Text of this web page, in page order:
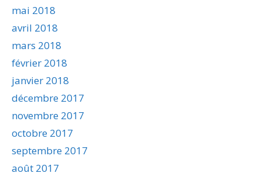
mai 2018
avril 2018
mars 2018
février 2018
janvier 2018
décembre 2017
novembre 2017
octobre 2017
septembre 2017
août 2017